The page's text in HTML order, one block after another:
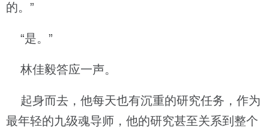
的。”
“是。”
林佳毅答应一声。
起身而去，他每天也有沉重的研究任务，作为
最年轻的九级魂导师，他的研究甚至关系到整个